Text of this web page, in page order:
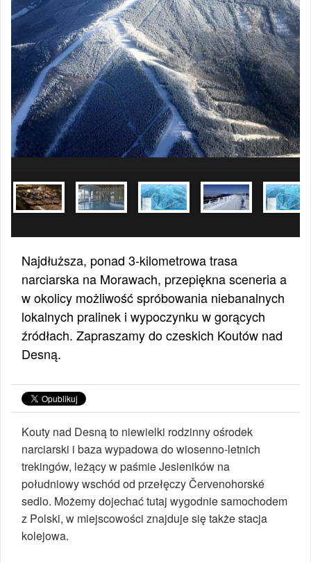
Najdłuższa, ponad 3-kilometrowa trasa
narciarska na Morawach, przepiękna sceneria a
w okolicy możliwość spróbowania niebanalnych
lokalnych pralinek i wypoczynku w gorących
źródłach. Zapraszamy do czeskich Koutów nad
Desną.
Kouty nad Desną to niewielki rodzinny ośrodek
narciarski i baza wypadowa do wiosenno-letnich
trekingów, leżący w paśmie Jesieników na
południowy wschód od przełęczy Červenohorské
sedlo. Możemy dojechać tutaj wygodnie samochodem
z Polski, w miejscowości znajduje się także stacja
kolejowa.